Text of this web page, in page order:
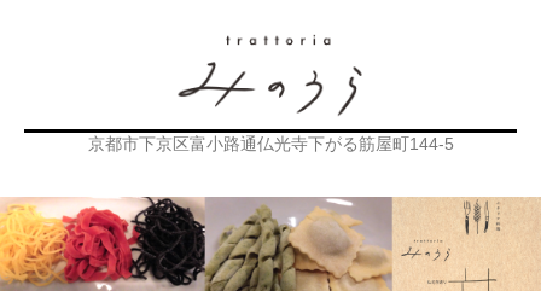
京都市下京区富小路通仏光寺下がる筋屋町144-5